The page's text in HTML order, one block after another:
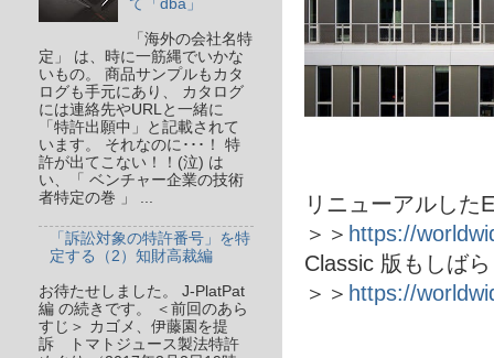
リニューアルした
＞＞ https://
Classic 版もしば
＞＞ https://
て「dba」
「海外の会社名特
定」 は、時に一筋縄でいかな
いもの。 商品サンプルもカタ
ログも手元にあり、 カタログ
には連絡先やURLと一緒に
「特許出願中」と記載されて
います。 それなのに･･･！ 特
許が出てこない！！(泣) は
い、「 ベンチャー企業の技術
者特定の巻 」 ...
「訴訟対象の特許番号」を特
定する（2）知財高裁編
お待たせしました。 J-PlatPat
編 の続きです。 ＜前回のあら
すじ＞ カゴメ、伊藤園を提
訴 トマトジュース製法特許